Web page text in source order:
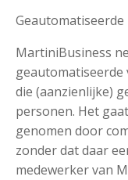
MartiniBusiness
die (aanzienlijke)
personen. Het
genomen door
zonder dat daar
medewerker van